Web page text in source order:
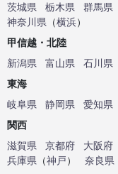
茨城県
栃木県 群馬県
神奈川県 （横浜）
甲信越・北陸
新潟県
富山県 石川県
東海
岐阜県
静岡県 愛知県
関西
滋賀県
京都府 大阪府
兵庫県 （神戸） 奈良県